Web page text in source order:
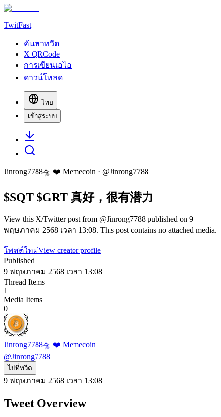
TwitFast
ค้นหาทวีต
X QRCode
การเขียนเอไอ
ดาวน์โหลด
ไทย
เข้าสู่ระบบ
Jinrong7788🛸 ❤️ Memecoin · @Jinrong7788
$SQT $GRT 真好，很有潜力
View this X/Twitter post from @Jinrong7788 published on 9
พฤษภาคม 2568 เวลา 13:08. This post contains no attached media.
โพสต์ใหม่View creator profile
Published
9 พฤษภาคม 2568 เวลา 13:08
Thread Items
1
Media Items
0
Jinrong7788🛸 ❤️ Memecoin
@Jinrong7788
ไปที่ทวีต
9 พฤษภาคม 2568 เวลา 13:08
Tweet Overview